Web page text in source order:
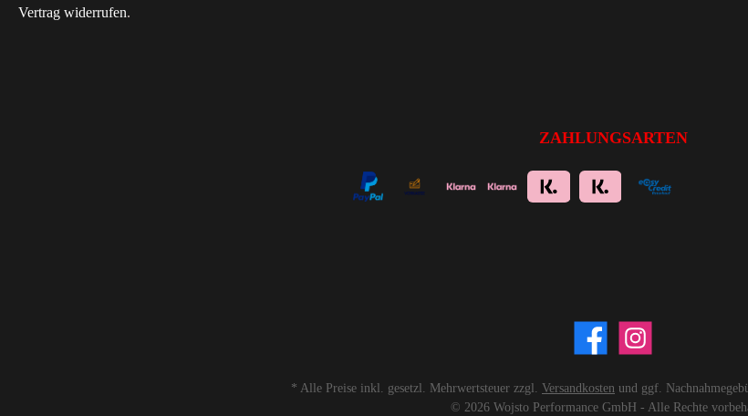
Vertrag widerrufen.
ZAHLUNGSARTEN
* Alle Preise inkl. gesetzl. Mehrwertsteuer zzgl. Versandkosten und ggf.
© 2026 Wojsto Performance GmbH - Alle Rechte